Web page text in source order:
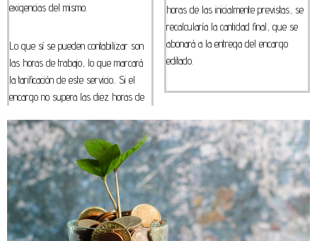
exigencias del mismo.
Lo que sí se pueden contabilizar son
las horas de trabajo, lo que marcará
la tarificación de este servicio.. Si el
encargo no supera las diez horas de
horas de las inicialmente previstas, se
recalcularía la cantidad final, que se
abonará a la entrega del encargo
editado.